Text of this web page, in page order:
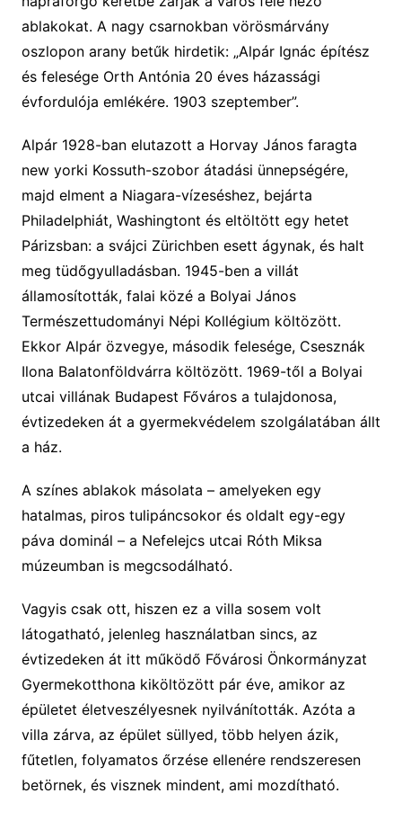
ablakokat. A nagy csarnokban vörösmárvány
oszlopon arany betűk hirdetik: „Alpár Ignác építész
és felesége Orth Antónia 20 éves házassági
évfordulója emlékére. 1903 szeptember”.
Alpár 1928-ban elutazott a Horvay János faragta
new yorki Kossuth-szobor átadási ünnepségére,
majd elment a Niagara-vízeséshez, bejárta
Philadelphiát, Washingtont és eltöltött egy hetet
Párizsban: a svájci Zürichben esett ágynak, és halt
meg tüdőgyulladásban. 1945-ben a villát
államosították, falai közé a Bolyai János
Természettudományi Népi Kollégium költözött.
Ekkor Alpár özvegye, második felesége, Csesznák
Ilona Balatonföldvárra költözött. 1969-től a Bolyai
utcai villának Budapest Főváros a tulajdonosa,
évtizedeken át a gyermekvédelem szolgálatában állt
a ház.
A színes ablakok másolata – amelyeken egy
hatalmas, piros tulipáncsokor és oldalt egy-egy
páva dominál – a Nefelejcs utcai Róth Miksa
múzeumban is megcsodálható.
Vagyis csak ott, hiszen ez a villa sosem volt
látogatható, jelenleg használatban sincs, az
évtizedeken át itt működő Fővárosi Önkormányzat
Gyermekotthona kiköltözött pár éve, amikor az
épületet életveszélyesnek nyilvánították. Azóta a
villa zárva, az épület süllyed, több helyen ázik,
fűtetlen, folyamatos őrzése ellenére rendszeresen
betörnek, és visznek mindent, ami mozdítható.